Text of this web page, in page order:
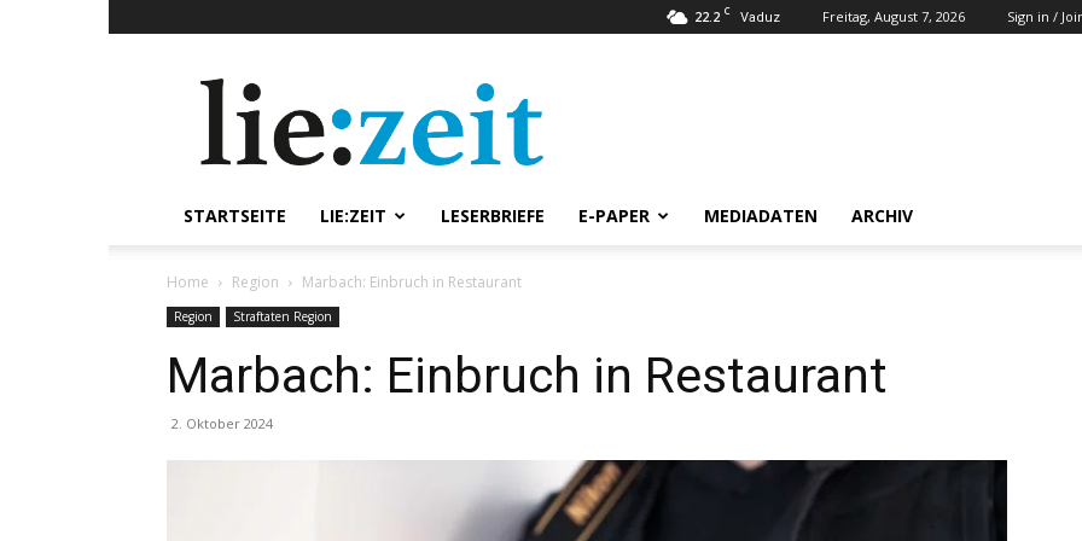
22.2 C Vaduz Freitag, August 7, 2026 Sign in /
STARTSEITE LIE:ZEIT LESERBRIEFE E-PAPER MEDIADATEN ARCHIV
Home Region Marbach: Einbruch in Restaurant
Region Straftaten Region
Marbach: Einbruch in Restaurant
2. Oktober 2024